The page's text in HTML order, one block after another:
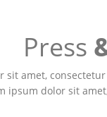
Press
sit amet,
ipsum dolor sit